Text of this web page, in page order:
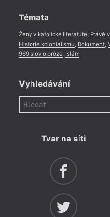
Témata
Ženy v katolické literatuře, Právě
Historie kolonialismu, Dokument,
969 slov o próze, Islám
Vyhledávání
Tvar na síti